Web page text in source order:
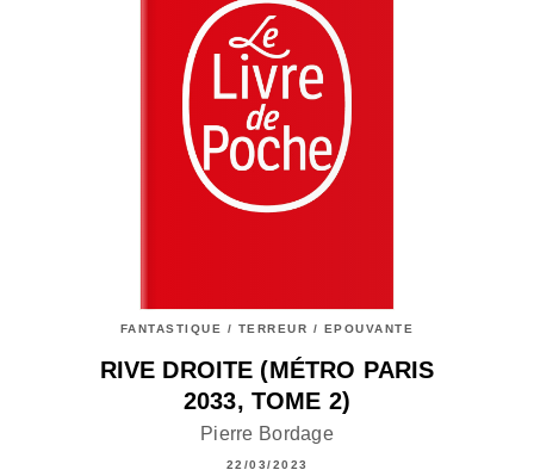
FANTASTIQUE / TERREUR / EPOUVANTE
RIVE DROITE (MÉTRO PARIS
2033, TOME 2)
Pierre Bordage
22/03/2023